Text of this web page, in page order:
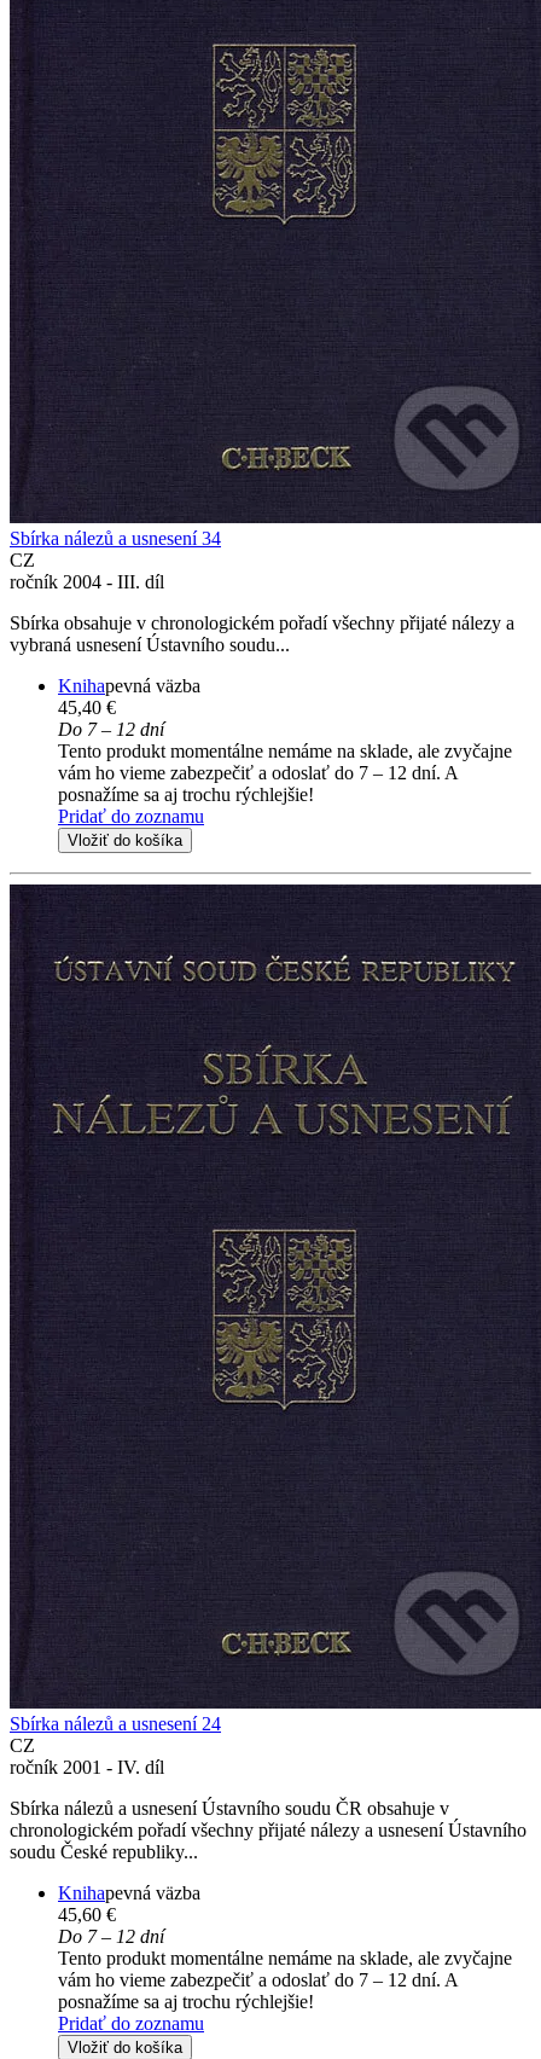
Sbírka nálezů a usnesení 34
CZ
ročník 2004 - III. díl
Sbírka obsahuje v chronologickém pořadí všechny přijaté nálezy a
vybraná usnesení Ústavního soudu...
Knihapevná väzba
45,40 €
Do 7 – 12 dní
Tento produkt momentálne nemáme na sklade, ale zvyčajne
vám ho vieme zabezpečiť a odoslať do 7 – 12 dní. A
posnažíme sa aj trochu rýchlejšie!
Pridať do zoznamu
Vložiť do košíka
Sbírka nálezů a usnesení 24
CZ
ročník 2001 - IV. díl
Sbírka nálezů a usnesení Ústavního soudu ČR obsahuje v
chronologickém pořadí všechny přijaté nálezy a usnesení Ústavního
soudu České republiky...
Knihapevná väzba
45,60 €
Do 7 – 12 dní
Tento produkt momentálne nemáme na sklade, ale zvyčajne
vám ho vieme zabezpečiť a odoslať do 7 – 12 dní. A
posnažíme sa aj trochu rýchlejšie!
Pridať do zoznamu
Vložiť do košíka